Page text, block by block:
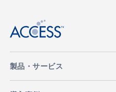
製品・サービス